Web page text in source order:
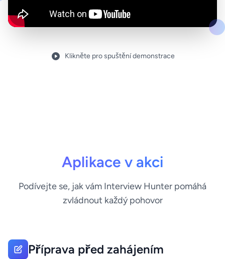
Klikněte pro spuštění demonstrace
Aplikace v akci
Podívejte se, jak vám Interview Hunter pomáhá
zvládnout každý pohovor
Příprava před zahájením